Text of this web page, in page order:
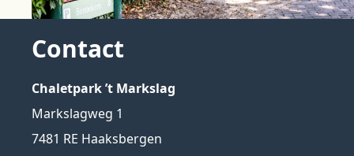
Contact
Chaletpark ’t Markslag
Markslagweg 1
7481 RE Haaksbergen